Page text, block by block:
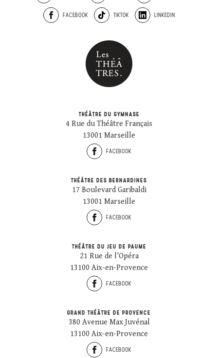
FACEBOOK TIKTOK LINKEDIN
THÉÂTRE DU GYMNASE
4 Rue du Théâtre Français
13001 Marseille
FACEBOOK
THÉÂTRE DES BERNARDINES
17 Boulevard Garibaldi
13001 Marseille
FACEBOOK
THÉÂTRE DU JEU DE PAUME
21 Rue de l’Opéra
13100 Aix-en-Provence
FACEBOOK
GRAND THÉÂTRE DE PROVENCE
380 Avenue Max Juvénal
13100 Aix-en-Provence
FACEBOOK